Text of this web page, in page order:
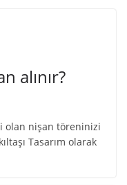
alınır?
olan nişan töreninizi
Tasarım olarak